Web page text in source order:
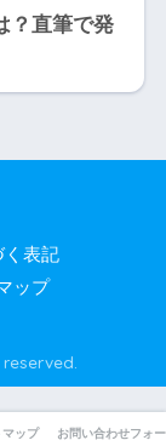
？直筆で発
く表記
ップ
マップ お問い合わせフォ